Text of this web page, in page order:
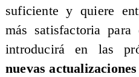
suficiente y quiere
más satisfactoria
introducirá en las
nuevas